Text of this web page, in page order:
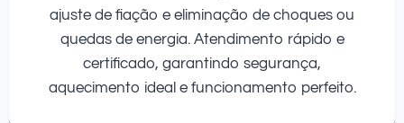
ajuste de fiação e eliminação de choques ou
quedas de energia. Atendimento rápido e
certificado, garantindo segurança,
aquecimento ideal e funcionamento perfeito.